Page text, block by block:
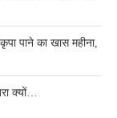
पाने का खास महीना,
क्यों…